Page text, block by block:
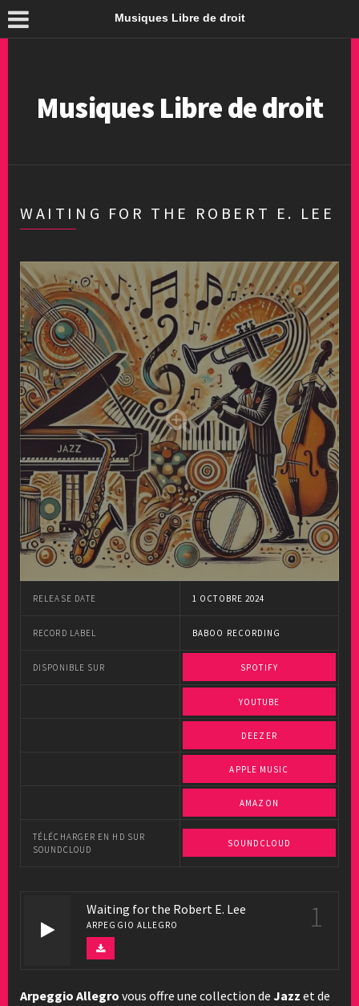
Musiques Libre de droit
Musiques Libre de droit
WAITING FOR THE ROBERT E. LEE
RELEASE DATE 1 OCTOBRE 2024
RECORD LABEL BABOO RECORDING
DISPONIBLE SUR SPOTIFY
YOUTUBE
DEEZER
APPLE MUSIC
AMAZON
TÉLÉCHARGER EN HD SUR
SOUNDCLOUD
SOUNDCLOUD
Waiting for the Robert E. Lee
ARPEGGIO ALLEGRO 1
Arpeggio Allegro vous offre une collection de Jazz et de